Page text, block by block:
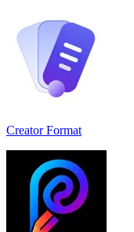
Creator Format